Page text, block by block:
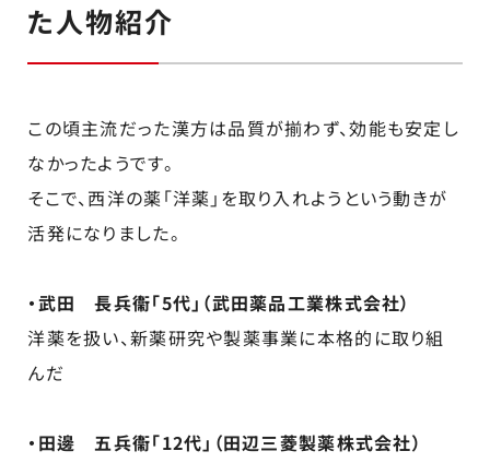
た人物紹介
この頃主流だった漢方は品質が揃わず、効能も安定し
なかったようです。
そこで、西洋の薬「洋薬」を取り入れようという動きが
活発になりました。
・武田 長兵衞「5代」（武田薬品工業株式会社）
洋薬を扱い、新薬研究や製薬事業に本格的に取り組
んだ
・田邊 五兵衞「12代」（田辺三菱製薬株式会社）